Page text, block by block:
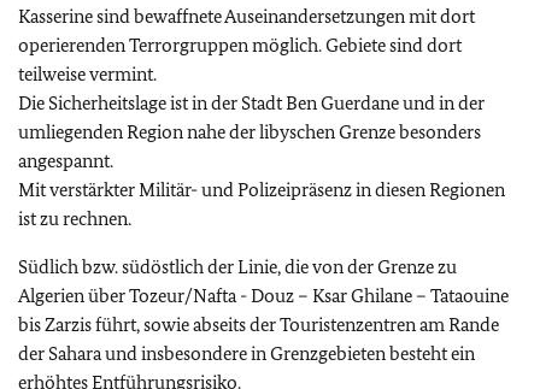
Kasserine sind bewaffnete Auseinandersetzungen mit dort
operierenden Terrorgruppen möglich. Gebiete sind dort
teilweise vermint.
Die Sicherheitslage ist in der Stadt Ben Guerdane und in der
umliegenden Region nahe der libyschen Grenze besonders
angespannt.
Mit verstärkter Militär- und Polizeipräsenz in diesen Regionen
ist zu rechnen.
Südlich bzw. südöstlich der Linie, die von der Grenze zu
Algerien über Tozeur/Nafta - Douz – Ksar Ghilane – Tataouine
bis Zarzis führt, sowie abseits der Touristenzentren am Rande
der Sahara und insbesondere in Grenzgebieten besteht ein
erhöhtes Entführungsrisiko.